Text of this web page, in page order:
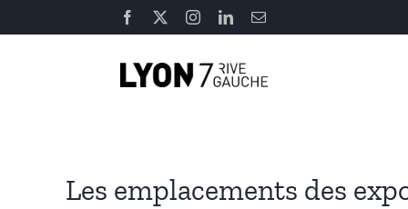
au
Facebook InstagramLinkedInEmail
Les emplacements des